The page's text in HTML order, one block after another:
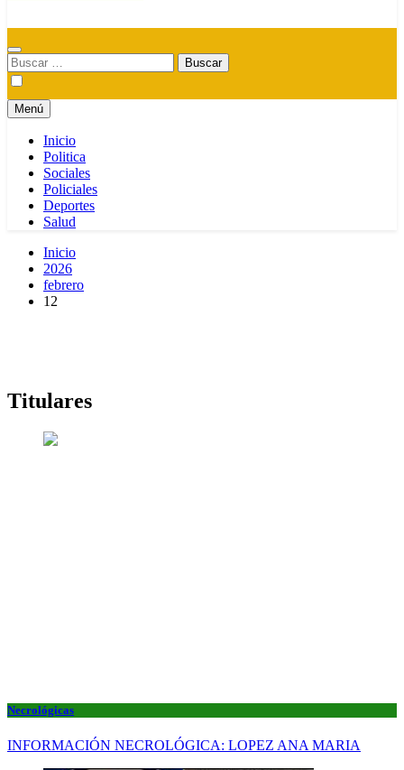
Buscar:
Menú
Inicio
Politica
Sociales
Policiales
Deportes
Salud
Inicio
2026
febrero
12
Titulares
Necrológicas
INFORMACIÓN NECROLÓGICA: LOPEZ ANA MARIA